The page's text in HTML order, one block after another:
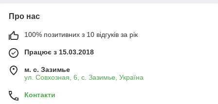
Про нас
100% позитивних з 10 відгуків за рік
Працює з 15.03.2018
м. с. Зазимье
ул. Совхозная, 6, с. Зазимье, Україна
Контакти